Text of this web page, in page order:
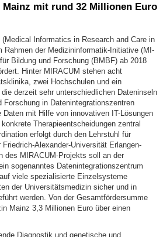
mit rund 32 Millionen Euro
Informatics in Research and Care in
Rahmen der Medizininformatik-Initiative (MI-
Bildung und Forschung (BMBF) ab 2018
Hinter MIRACUM stehen acht
zwei Hochschulen und ein
derzeit sehr unterschiedlichen Dateninseln
Forschung in Datenintegrationszentren
mit Hilfe von innovativen IT-Lösungen
Therapieentscheidungen zentral
erfolgt durch den Lehrstuhl für
Alexander-Universität Erlangen-
des MIRACUM-Projekts soll an der
sogenanntes Datenintegrationszentrum
viele spezialisierte Einzelsysteme
der Universitätsmedizin sicher und in
werden. Von der Gesamtfördersumme
Mainz 3,3 Millionen Euro über einen
Diagnostik und genetische und